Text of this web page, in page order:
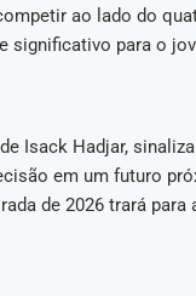
ao lado do
significativo para o
Isack Hadjar,
em um futuro
de 2026 trará para